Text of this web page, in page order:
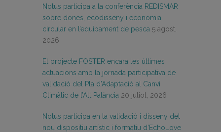
Notus participa a la conferència REDISMAR
sobre dones, ecodisseny i economia
circular en l’equipament de pesca 5 agost,
2026
El projecte FOSTER encara les últimes
actuacions amb la jornada participativa de
validació del Pla d’Adaptació al Canvi
Climàtic de l’Alt Palància 20 juliol, 2026
Notus participa en la validació i disseny del
nou dispositiu artístic i formatiu d’EchoLove